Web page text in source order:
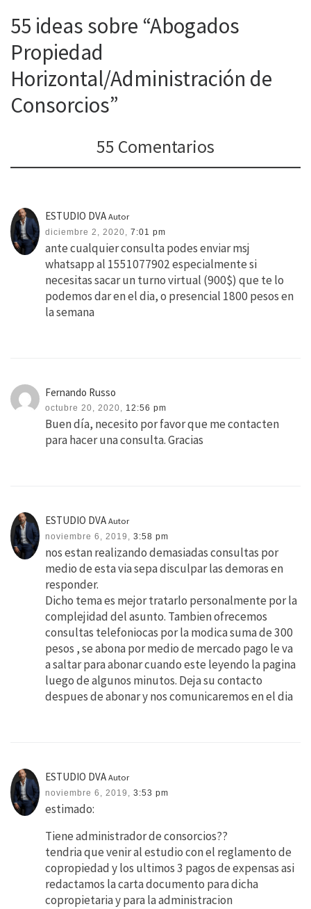
55 ideas sobre “Abogados
Propiedad
Horizontal/Administración de
Consorcios”
55 Comentarios
ESTUDIO DVA Autor
diciembre 2, 2020, 7:01 pm
ante cualquier consulta podes enviar msj
whatsapp al 1551077902 especialmente si
necesitas sacar un turno virtual (900$) que te lo
podemos dar en el dia, o presencial 1800 pesos en
la semana
Fernando Russo
octubre 20, 2020, 12:56 pm
Buen día, necesito por favor que me contacten
para hacer una consulta. Gracias
ESTUDIO DVA Autor
noviembre 6, 2019, 3:58 pm
nos estan realizando demasiadas consultas por
medio de esta via sepa disculpar las demoras en
responder.
Dicho tema es mejor tratarlo personalmente por la
complejidad del asunto. Tambien ofrecemos
consultas telefoniocas por la modica suma de 300
pesos , se abona por medio de mercado pago le va
a saltar para abonar cuando este leyendo la pagina
luego de algunos minutos. Deja su contacto
despues de abonar y nos comunicaremos en el dia
ESTUDIO DVA Autor
noviembre 6, 2019, 3:53 pm
estimado:
Tiene administrador de consorcios??
tendria que venir al estudio con el reglamento de
copropiedad y los ultimos 3 pagos de expensas asi
redactamos la carta documento para dicha
copropietaria y para la administracion